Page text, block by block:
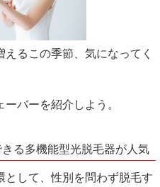
るこの季節、気になってく
バーを紹介しよう。
る多機能型光脱毛器が人気
して、性別を問わず脱毛す